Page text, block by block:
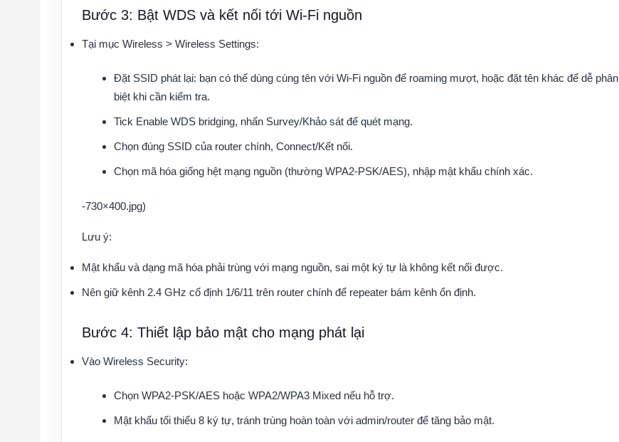
Bước 3: Bật WDS và kết nối tới Wi-Fi nguồn
Tại mục Wireless > Wireless Settings:
Đặt SSID phát lại: bạn có thể dùng cùng tên với Wi-Fi nguồn để roaming mượt, hoặc đặt tên khác để dễ phân
biệt khi cần kiểm tra.
Tick Enable WDS bridging, nhấn Survey/Khảo sát để quét mạng.
Chọn đúng SSID của router chính, Connect/Kết nối.
Chọn mã hóa giống hệt mạng nguồn (thường WPA2-PSK/AES), nhập mật khẩu chính xác.
-730×400.jpg)
Lưu ý:
Mật khẩu và dạng mã hóa phải trùng với mạng nguồn, sai một ký tự là không kết nối được.
Nên giữ kênh 2.4 GHz cố định 1/6/11 trên router chính để repeater bám kênh ổn định.
Bước 4: Thiết lập bảo mật cho mạng phát lại
Vào Wireless Security:
Chọn WPA2-PSK/AES hoặc WPA2/WPA3 Mixed nếu hỗ trợ.
Mật khẩu tối thiểu 8 ký tự, tránh trùng hoàn toàn với admin/router để tăng bảo mật.